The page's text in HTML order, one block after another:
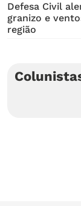
Defesa Civil
granizo e
região